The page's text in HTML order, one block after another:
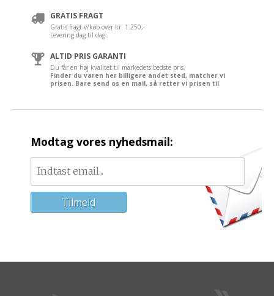
GRATIS FRAGT
Gratis fragt v/køb over kr. 1.250,-
Levering dag til dag.
ALTID PRIS GARANTI
Du får en høj kvalitet til markedets bedste pris.
Finder du varen her billigere andet sted, matcher vi
prisen. Bare send os en mail, så retter vi prisen til
Modtag vores nyhedsmail: